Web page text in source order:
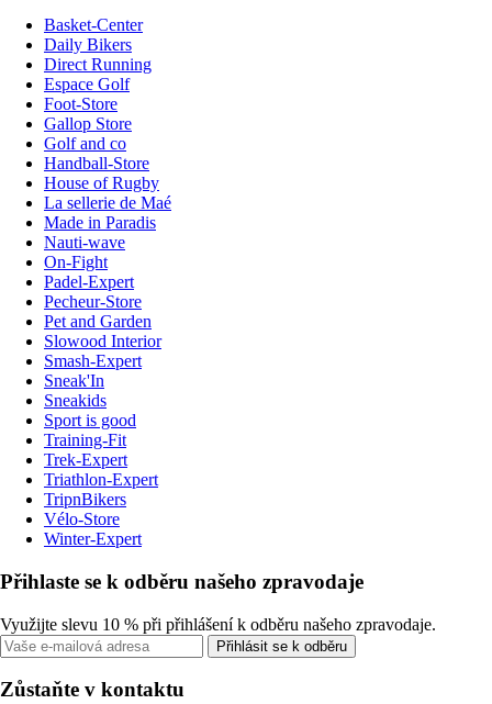
Basket-Center
Daily Bikers
Direct Running
Espace Golf
Foot-Store
Gallop Store
Golf and co
Handball-Store
House of Rugby
La sellerie de Maé
Made in Paradis
Nauti-wave
On-Fight
Padel-Expert
Pecheur-Store
Pet and Garden
Slowood Interior
Smash-Expert
Sneak'In
Sneakids
Sport is good
Training-Fit
Trek-Expert
Triathlon-Expert
TripnBikers
Vélo-Store
Winter-Expert
Přihlaste se k odběru našeho zpravodaje
Využijte slevu 10 % při přihlášení k odběru našeho zpravodaje.
Přihlásit se k odběru
Zůstaňte v kontaktu